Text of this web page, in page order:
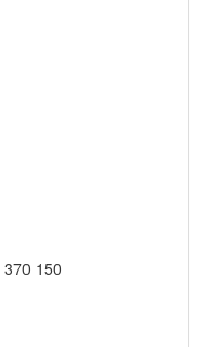
370 150